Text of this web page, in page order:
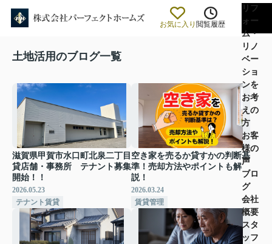
お気に入り 閲覧履歴
リフ
ォー
ム・
リノ
ベー
ショ
ンを
お考
えの
方
お客
様の
声
ブロ
グ
会社
概要
スタ
ッフ
土地活用のブログ一覧
滋賀県甲賀市水口町北泉二丁目
貸店舗・事務所 テナント募集
開始！！
2026.05.23
テナント賃貸
空き家を売るか貸すかの判断基
準！売却方法やポイントも解
説！
2026.03.24
賃貸管理